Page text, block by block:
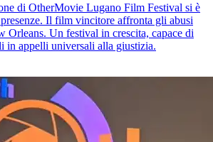
di OtherMovie Lugano Film Festival si è
Il film vincitore affronta gli abusi
Orleans. Un festival in crescita, capace di
in appelli universali alla giustizia.